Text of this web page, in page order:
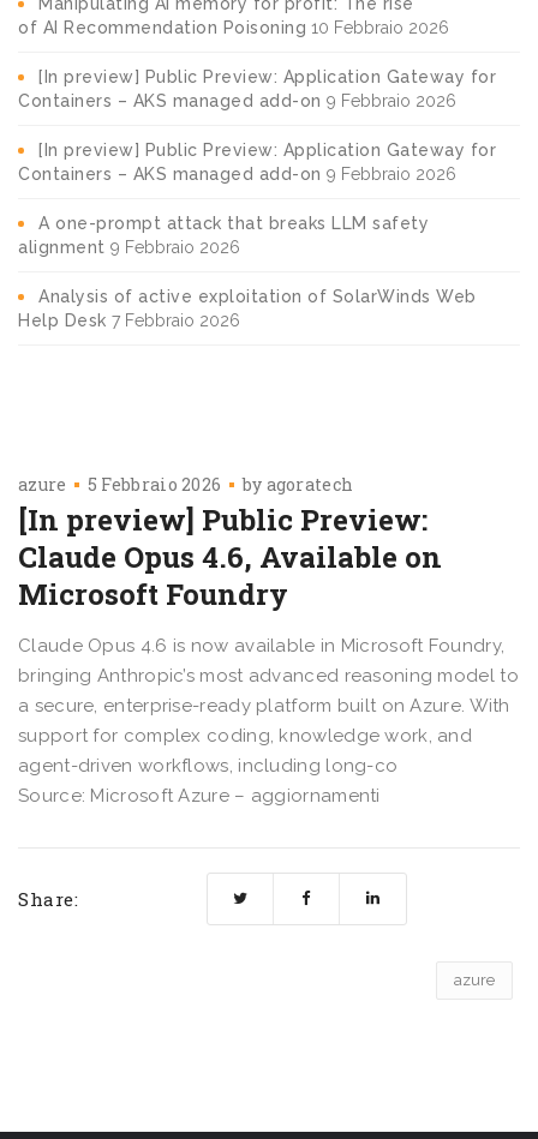
of AI Recommendation Poisoning 10 Febbraio 2026
[In preview] Public Preview: Application Gateway for
Containers – AKS managed add-on 9 Febbraio 2026
[In preview] Public Preview: Application Gateway for
Containers – AKS managed add-on 9 Febbraio 2026
A one-prompt attack that breaks LLM safety
alignment 9 Febbraio 2026
Analysis of active exploitation of SolarWinds Web
Help Desk 7 Febbraio 2026
azure 5 Febbraio 2026 by agoratech
[In preview] Public Preview:
Claude Opus 4.6, Available on
Microsoft Foundry
Claude Opus 4.6 is now available in Microsoft Foundry,
bringing Anthropic’s most advanced reasoning model to
a secure, enterprise-ready platform built on Azure. With
support for complex coding, knowledge work, and
agent-driven workflows, including long-co
Source: Microsoft Azure – aggiornamenti
Share:
azure